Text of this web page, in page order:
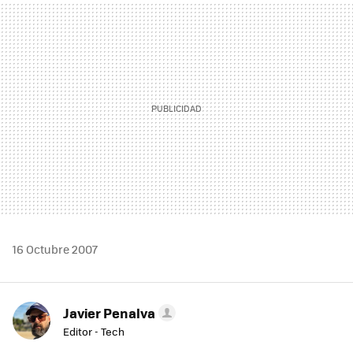
MAIL
16 Octubre 2007
Javier Penalva
Editor - Tech